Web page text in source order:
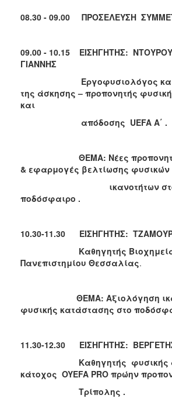
08.30 - 09.00 ΠΡΟΣΕΛΕΥΣΗ
09.00 - 10.15 ΕΙΣΗΓΗΤΗΣ:
ΓΙΑΝΝΗΣ
Εργοφυσιολόγος και
της άσκησης – προπονητής
και
απόδοσης UEFA A΄ .
ΘΕΜΑ: Νέες
& εφαρμογές βελτίωσης φυσικών
ικανοτήτων στο
ποδόσφαιρο .
10.30-11.30 ΕΙΣΗΓΗΤΗΣ:
Καθηγητής Βιοχημείας
Πανεπιστημίου Θεσσαλίας.
ΘΕΜΑ: Αξιολόγηση
φυσικής κατάστασης στο
11.30-12.30 ΕΙΣΗΓΗΤΗΣ:
Καθηγητής φυσικής
κάτοχος OYEFA PRO πρώην
Τρίπολης .